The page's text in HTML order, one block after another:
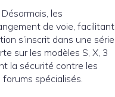
les
de voie, facilitant
s’inscrit dans une série
sur les modèles S, X, 3
la sécurité contre les
spécialisés.